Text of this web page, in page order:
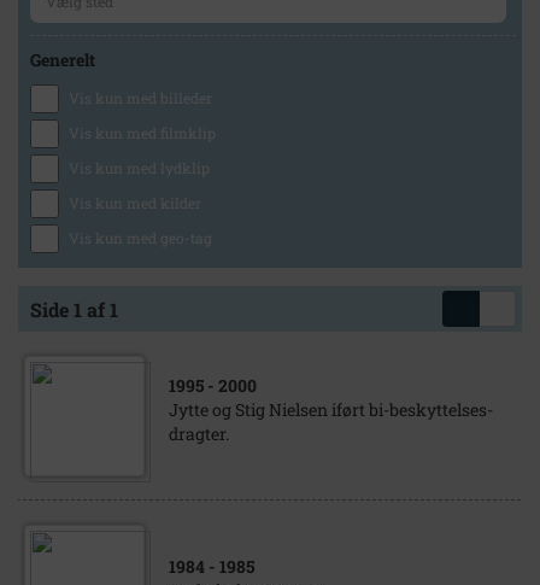
Generelt
Vis kun med billeder
Vis kun med filmklip
Vis kun med lydklip
Vis kun med kilder
Vis kun med geo-tag
Side 1 af 1
1995 - 2000
Jytte og Stig Nielsen iført bi-beskyttelses-
dragter.
1984 - 1985